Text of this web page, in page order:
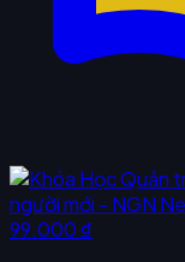
99.000 ₫